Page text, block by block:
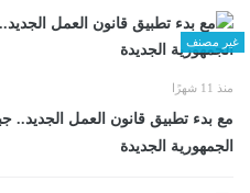
غير مصنف
منذ 11 شهرًا
مع بدء تطبيق قانون العمل الجديد..
الجمهورية الجديدة